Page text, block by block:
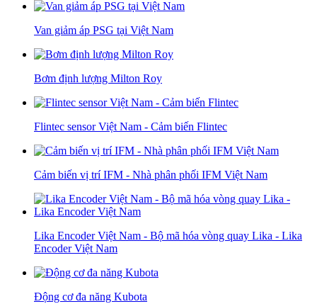
Van giảm áp PSG tại Việt Nam
Bơm định lượng Milton Roy
Flintec sensor Việt Nam - Cảm biến Flintec
Cảm biến vị trí IFM - Nhà phân phối IFM Việt Nam
Lika Encoder Việt Nam - Bộ mã hóa vòng quay Lika - Lika
Encoder Việt Nam
Động cơ đa năng Kubota